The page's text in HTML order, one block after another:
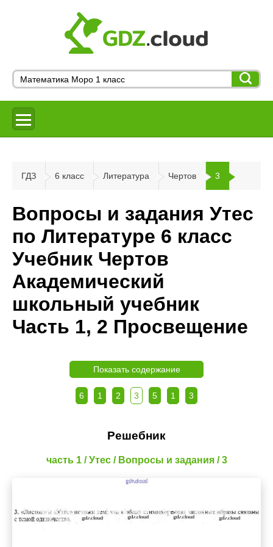
ГДЗ 6 класс Литература Чертов 3
Вопросы и задания Утес
по Литературе 6 класс
Учебник Чертов
Академический
школьный учебник
Часть 1, 2 Просвещение
Показать содержание
6 1 2 3 5 1 3
Решебник
часть 1 / Утес / Вопросы и задания / 3